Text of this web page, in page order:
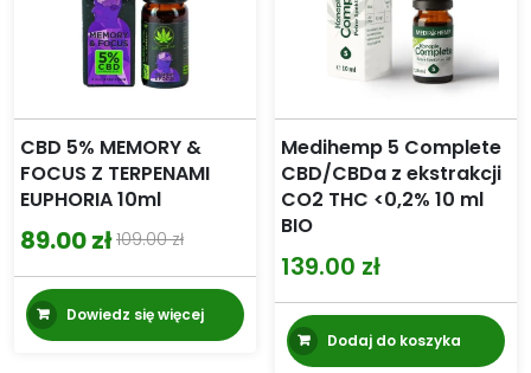
CBD 5% MEMORY &
FOCUS Z TERPENAMI
EUPHORIA 10ml
109.00zł
Pierwotna
cena
wynosiła:
89.00zł
Aktualna
cena
wynosi:Dowiedz się więcej
Medihemp 5 Complete
CBD/CBDa z ekstrakcji
CO2 THC <0,2% 10 ml
BIO
139.00 zł
Dodaj do koszyka